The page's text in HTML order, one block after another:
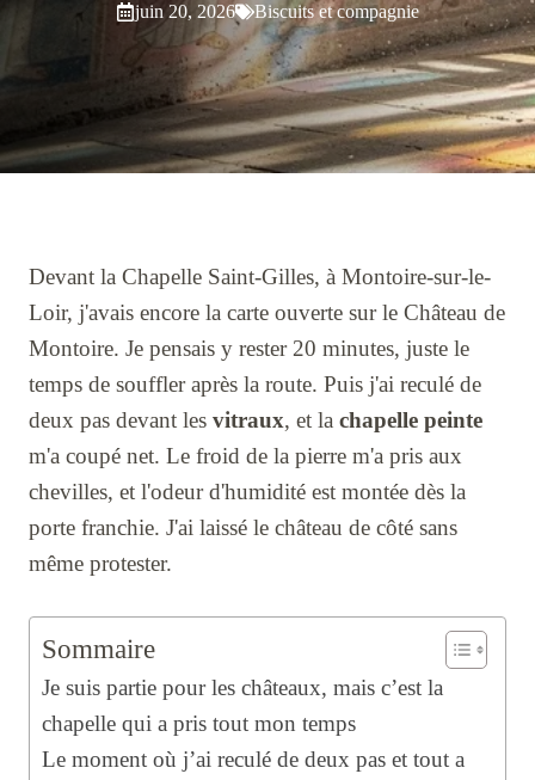
juin 20, 2026 Biscuits et compagnie
Devant la Chapelle Saint-Gilles, à Montoire-sur-le-
Loir, j'avais encore la carte ouverte sur le Château de
Montoire. Je pensais y rester 20 minutes, juste le
temps de souffler après la route. Puis j'ai reculé de
deux pas devant les vitraux, et la chapelle peinte
m'a coupé net. Le froid de la pierre m'a pris aux
chevilles, et l'odeur d'humidité est montée dès la
porte franchie. J'ai laissé le château de côté sans
même protester.
Sommaire
Je suis partie pour les châteaux, mais c’est la
chapelle qui a pris tout mon temps
Le moment où j’ai reculé de deux pas et tout a